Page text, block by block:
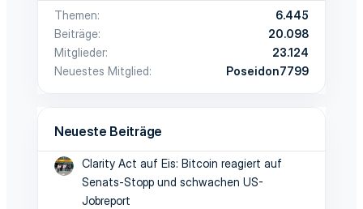
Themen
6.445
Beiträge
20.098
Mitglieder
23.124
Neuestes Mitglied
Poseidon7799
Neueste Beiträge
Clarity Act auf Eis: Bitcoin reagiert auf
Senats-Stopp und schwachen US-
Jobreport